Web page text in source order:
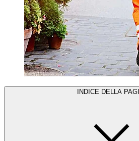
INDICE DELLA